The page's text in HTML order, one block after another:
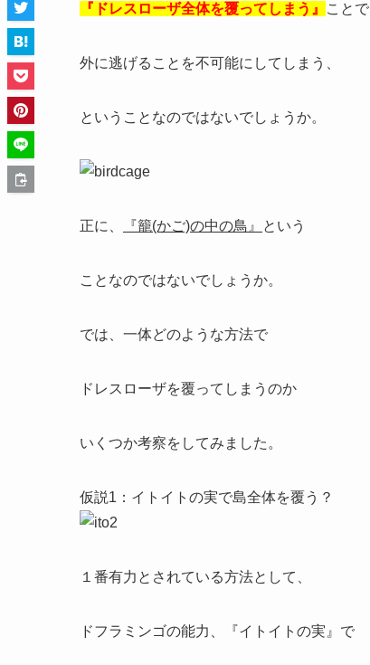
『ドレスローザ全体を覆ってしまう』 ことで
外に逃げることを不可能にしてしまう、
ということなのではないでしょうか。
正に、 『籠(かご)の中の鳥』 という
ことなのではないでしょうか。
では、一体どのような方法で
ドレスローザを覆ってしまうのか
いくつか考察をしてみました。
仮説1：イトイトの実で島全体を覆う？
１番有力とされている方法として、
ドフラミンゴの能力、『イトイトの実』で